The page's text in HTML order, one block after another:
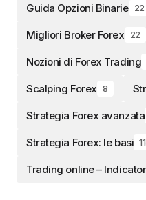
Guida Opzioni Binarie 22
Migliori Broker Forex 22
Nozioni di Forex Trading
Scalping Forex 8
Strategia Forex avanzata
Strategia Forex: le basi
Trading online –